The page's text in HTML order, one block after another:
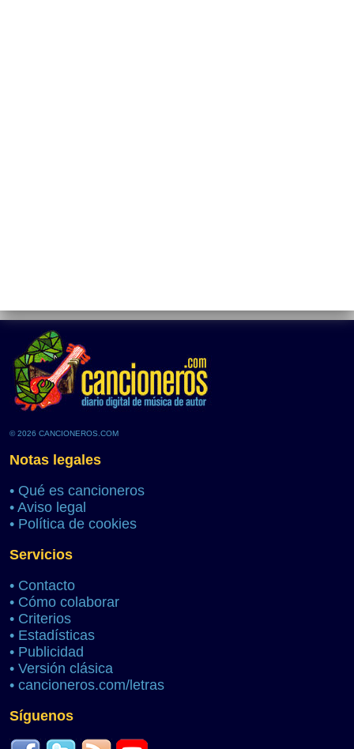
© 2026 CANCIONEROS.COM
Notas legales
• Qué es cancioneros
• Aviso legal
• Política de cookies
Servicios
• Contacto
• Cómo colaborar
• Criterios
• Estadísticas
• Publicidad
• Versión clásica
• cancioneros.com/letras
Síguenos